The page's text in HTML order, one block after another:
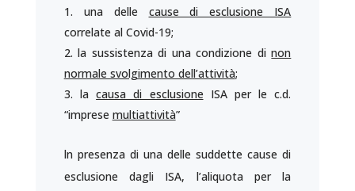
una delle cause di esclusione ISA
correlate al Covid-19;
la sussistenza di una condizione dinon
normale svolgimento dell’attività;
lacausa di esclusione ISA per le c.d.
“imprese multiattività”
ln presenza di una delle suddette cause di
esclusione dagli ISA, l’aliquota per la